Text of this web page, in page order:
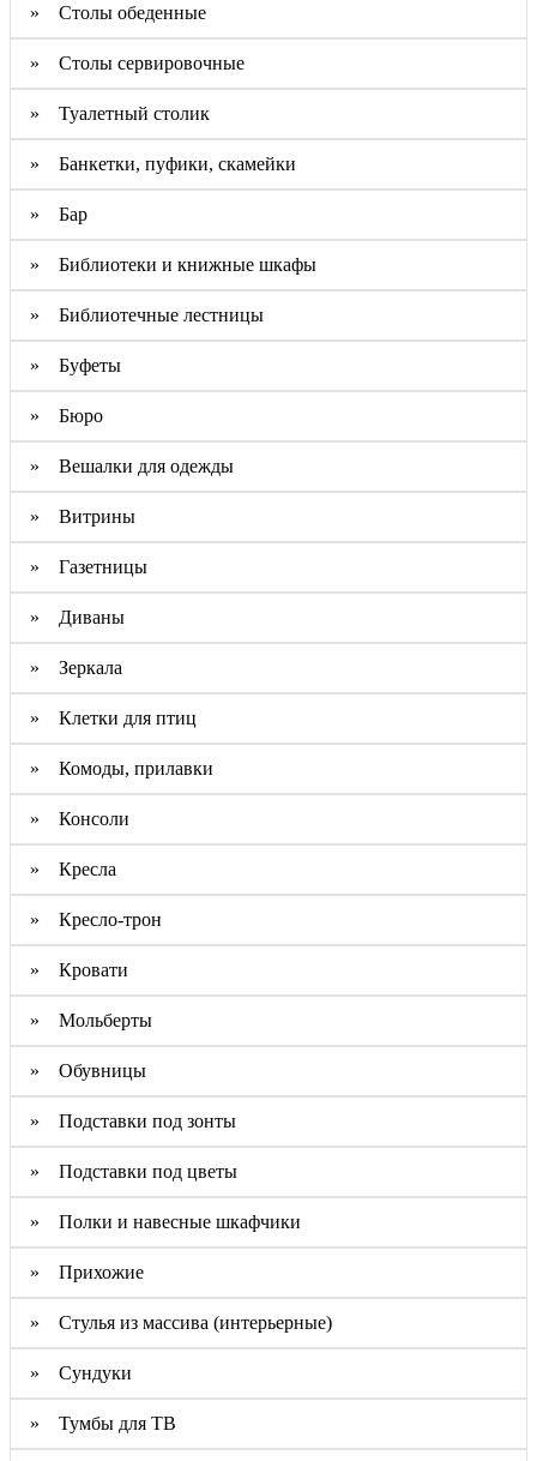
» Столы обеденные
» Столы сервировочные
» Туалетный столик
» Банкетки, пуфики, скамейки
» Бар
» Библиотеки и книжные шкафы
» Библиотечные лестницы
» Буфеты
» Бюро
» Вешалки для одежды
» Витрины
» Газетницы
» Диваны
» Зеркала
» Клетки для птиц
» Комоды, прилавки
» Консоли
» Кресла
» Кресло-трон
» Кровати
» Мольберты
» Обувницы
» Подставки под зонты
» Подставки под цветы
» Полки и навесные шкафчики
» Прихожие
» Стулья из массива (интерьерные)
» Сундуки
» Тумбы для ТВ